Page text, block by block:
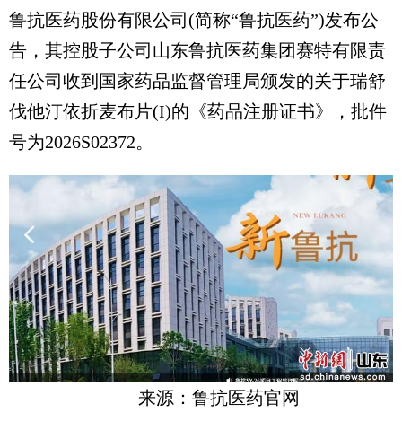
鲁抗医药股份有限公司(简称“鲁抗医药”)发布公
告，其控股子公司山东鲁抗医药集团赛特有限责
任公司收到国家药品监督管理局颁发的关于瑞舒
伐他汀依折麦布片(I)的《药品注册证书》，批件
号为2026S02372。
来源：鲁抗医药官网